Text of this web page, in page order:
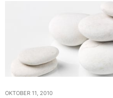
OKTOBER 11, 2010